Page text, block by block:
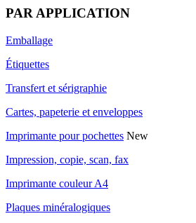
PAR APPLICATION
Emballage
Étiquettes
Transfert et sérigraphie
Cartes, papeterie et enveloppes
Imprimante pour pochettes New
Impression, copie, scan, fax
Imprimante couleur A4
Plaques minéralogiques